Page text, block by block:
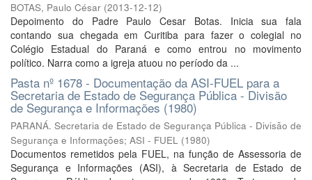
BOTAS, Paulo César (2013-12-12)
Depoimento do Padre Paulo Cesar Botas. Inicia sua fala
contando sua chegada em Curitiba para fazer o colegial no
Colégio Estadual do Paraná e como entrou no movimento
político. Narra como a igreja atuou no período da ...
Pasta nº 1678 - Documentação da ASI-FUEL para a
Secretaria de Estado de Segurança Pública - Divisão
de Segurança e Informações (1980)
PARANÁ. Secretaria de Estado de Segurança Pública - Divisão de
Segurança e Informações; ASI - FUEL (1980)
Documentos remetidos pela FUEL, na função de Assessoria de
Segurança e Informações (ASI), à Secretaria de Estado de